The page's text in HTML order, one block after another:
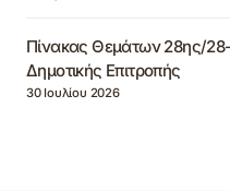
Πίνακας Θεμάτων 28ης/
Δημοτικής Επιτροπής
30 Ιουλίου 2026